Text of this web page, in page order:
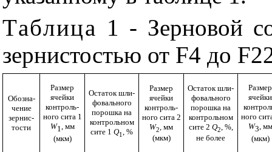
Таблица 1 - Зерновой
зернистостью от F4 до F
Обозна­
чение
зернис­
тости
Размер
ячейки
контроль­
ного сита 1
W1 мм
(мкм)
Остаток шли­
фоваль­ного
порошка на
контроль­ном
сите 1 Q1 , %
Размер
ячейки
контроль­
ного сита 2
W2 мм
(мкм)
Остаток шли­
фоваль­ного
порошка на
контроль­ном
сите 2 Q2 , %,
не более
Размер
ячейки
ного
W3 , мм
(мкм)